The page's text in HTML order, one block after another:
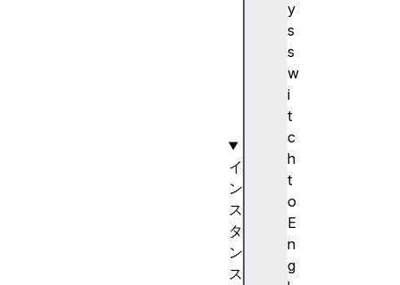
y
s
s
w
i
t
c
h
t
o
E
n
g
イ
ン
ス
タ
ン
ス